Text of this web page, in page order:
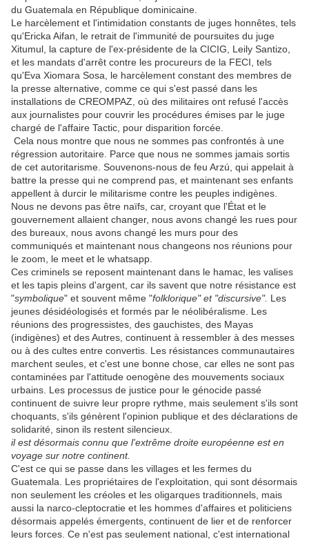
du Guatemala en République dominicaine.
Le harcèlement et l'intimidation constants de juges honnêtes, tels
qu'Ericka Aifan, le retrait de l'immunité de poursuites du juge
Xitumul, la capture de l'ex-présidente de la CICIG, Leily Santizo,
et les mandats d'arrêt contre les procureurs de la FECI, tels
qu'Eva Xiomara Sosa, le harcèlement constant des membres de
la presse alternative, comme ce qui s'est passé dans les
installations de CREOMPAZ, où des militaires ont refusé l'accès
aux journalistes pour couvrir les procédures émises par le juge
chargé de l'affaire Tactic, pour disparition forcée.
Cela nous montre que nous ne sommes pas confrontés à une
régression autoritaire. Parce que nous ne sommes jamais sortis
de cet autoritarisme. Souvenons-nous de feu Arzú, qui appelait à
battre la presse qui ne comprend pas, et maintenant ses enfants
appellent à durcir le militarisme contre les peuples indigènes.
Nous ne devons pas être naïfs, car, croyant que l'État et le
gouvernement allaient changer, nous avons changé les rues pour
des bureaux, nous avons changé les murs pour des
communiqués et maintenant nous changeons nos réunions pour
le zoom, le meet et le whatsapp.
Ces criminels se reposent maintenant dans le hamac, les valises
et les tapis pleins d'argent, car ils savent que notre résistance est
"symbolique" et souvent même "folklorique" et "discursive". Les
jeunes désidéologisés et formés par le néolibéralisme. Les
réunions des progressistes, des gauchistes, des Mayas
(indigènes) et des Autres, continuent à ressembler à des messes
ou à des cultes entre convertis. Les résistances communautaires
marchent seules, et c'est une bonne chose, car elles ne sont pas
contaminées par l'attitude oenogène des mouvements sociaux
urbains. Les processus de justice pour le génocide passé
continuent de suivre leur propre rythme, mais seulement s'ils sont
choquants, s'ils génèrent l'opinion publique et des déclarations de
solidarité, sinon ils restent silencieux.
il est désormais connu que l'extrême droite européenne est en
voyage sur notre continent.
C'est ce qui se passe dans les villages et les fermes du
Guatemala. Les propriétaires de l'exploitation, qui sont désormais
non seulement les créoles et les oligarques traditionnels, mais
aussi la narco-cleptocratie et les hommes d'affaires et politiciens
désormais appelés émergents, continuent de lier et de renforcer
leurs forces. Ce n'est pas seulement national, c'est international